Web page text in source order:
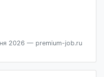
2026 — premium-job.ru